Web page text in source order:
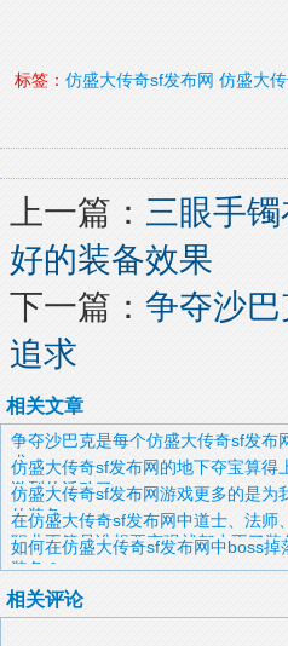
标签： 仿盛大传奇sf发布网 仿盛大
上一篇： 三眼手
好的装备效果
下一篇： 争夺沙
追求
相关文章
争夺沙巴克是每个仿盛大传奇sf发布
求
仿盛大传奇sf发布网的地下夺宝算得
激烈的活动了
仿盛大传奇sf发布网游戏更多的是为
的装备
在仿盛大传奇sf发布网中道士、法师
职业不管是谁想要变强就都少不了装
如何在仿盛大传奇sf发布网中boss掉
装备？
相关评论